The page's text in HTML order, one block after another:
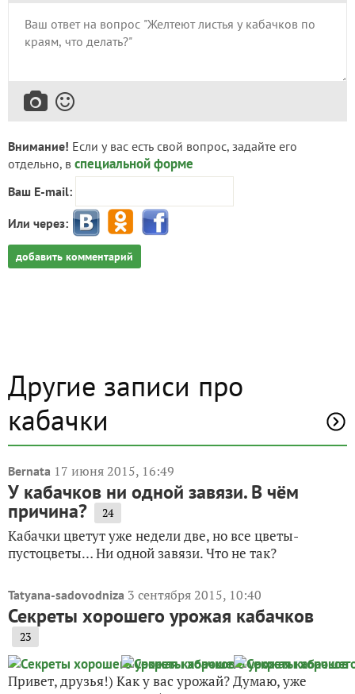
Внимание! Если у вас есть свой вопрос, задайте его
отдельно, в специальной форме
Ваш E-mail:
Или через:
добавить комментарий
Другие записи про
кабачки
Bernata 17 июня 2015, 16:49
У кабачков ни одной завязи. В чём
причина? 24
Кабачки цветут уже недели две, но все цветы-
пустоцветы… Ни одной завязи. Что не так?
Tatyana-sadovodniza 3 сентября 2015, 10:40
Секреты хорошего урожая кабачков
23
Привет, друзья!) Как у вас урожай? Думаю, уже